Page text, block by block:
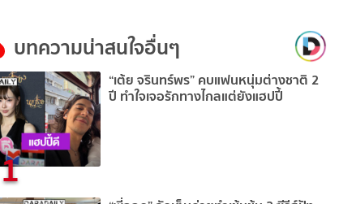
บทความน่าสนใจอื่นๆ
1
“เต้ย จรินทร์พร” คบแฟนหนุ่มต่างชาติ 2
ปี ทำใจเจอรักทางไกลแต่ยังแฮปปี้